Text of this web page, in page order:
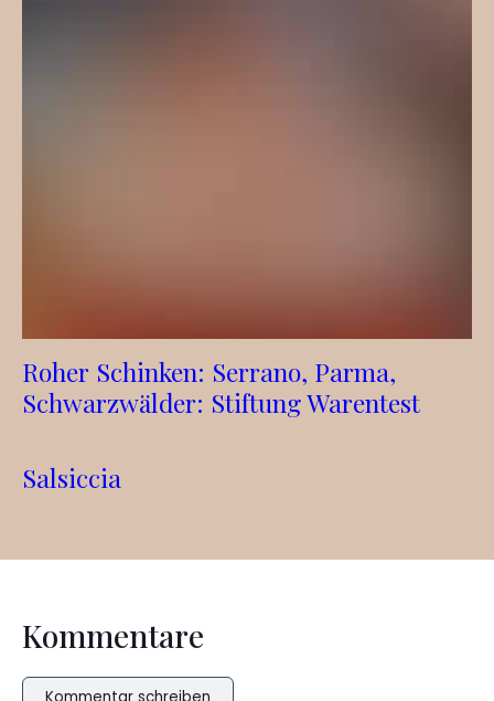
Roher Schinken: Serrano, Parma,
Schwarzwälder: Stiftung Warentest
Salsiccia
Kommentare